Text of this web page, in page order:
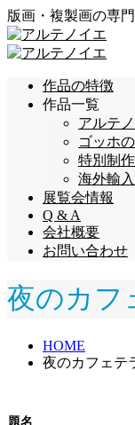
版画・複製画の専
作品の特徴
作品一覧
アルテ
ゴッホ
特別制
海外輸
展覧会情報
Q & A
会社概要
お問い合わせ
夜のカフ
HOME
夜のカフェテ
題名